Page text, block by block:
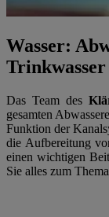
Wasser:
Trinkwasser
Das Team des
gesamten
Funktion der
die Aufbereitung
einen wichtigen
Sie alles zum